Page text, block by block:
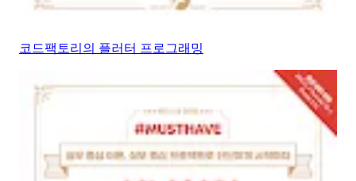
코드팩토리의 플러터 프로그래밍